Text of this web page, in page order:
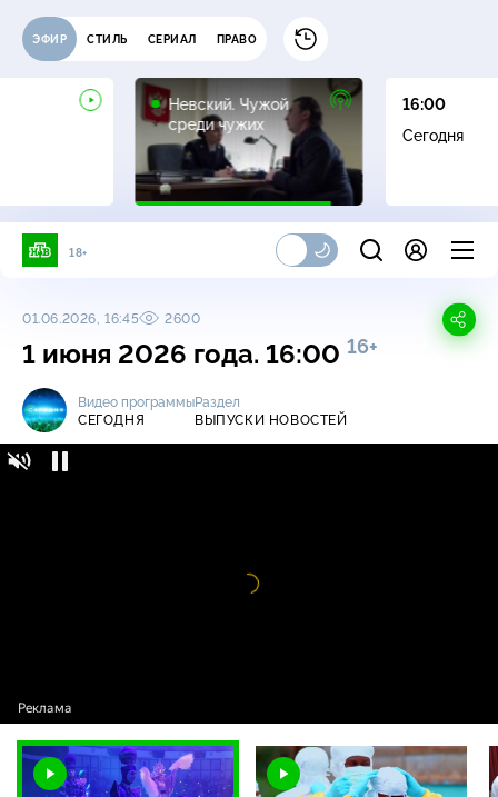
ЭФИР СТИЛЬ СЕРИАЛ ПРАВО
Невский. Чужой
среди чужих
16+
16:00
Сегодня
18+
01.06.2026, 16:45 2600
1 июня 2026 года. 16:00 16+
Видео программы
СЕГОДНЯ
Раздел
ВЫПУСКИ НОВОСТЕЙ
Видео